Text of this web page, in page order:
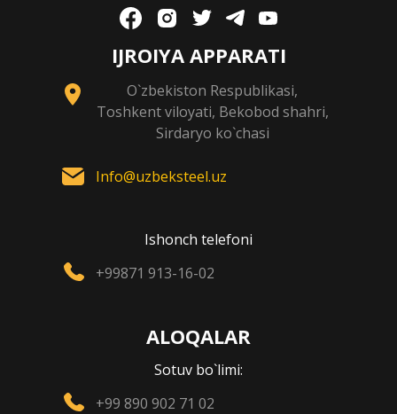
IJROIYA APPARATI
O`zbekiston Respublikasi,
Toshkent viloyati, Bekobod shahri,
Sirdaryo ko`chasi
Info@uzbeksteel.uz
Ishonch telefoni
+99871 913-16-02
ALOQALAR
Sotuv bo`limi:
+99 890 902 71 02